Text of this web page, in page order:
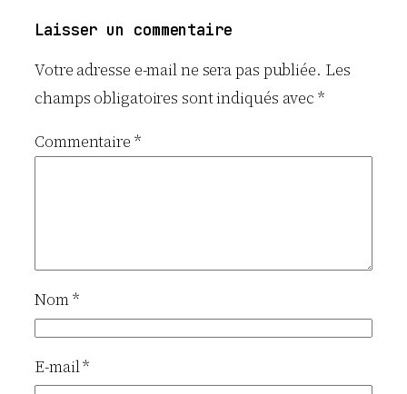
Laisser un commentaire
Votre adresse e-mail ne sera pas publiée. Les
champs obligatoires sont indiqués avec*
Commentaire *
Nom*
E-mail*